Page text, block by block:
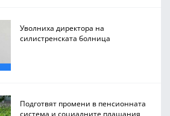
Уволниха директора на
силистренската болница
Подготвят промени в пенсионната
система и социалните плащания